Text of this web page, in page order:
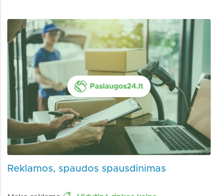
Reklamos, spaudos spausdinimas